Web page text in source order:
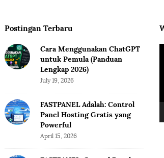
Postingan Terbaru
Cara Menggunakan ChatGPT
untuk Pemula (Panduan
Lengkap 2026)
July 19, 2026
FASTPANEL Adalah: Control
Panel Hosting Gratis yang
Powerful
April 15, 2026